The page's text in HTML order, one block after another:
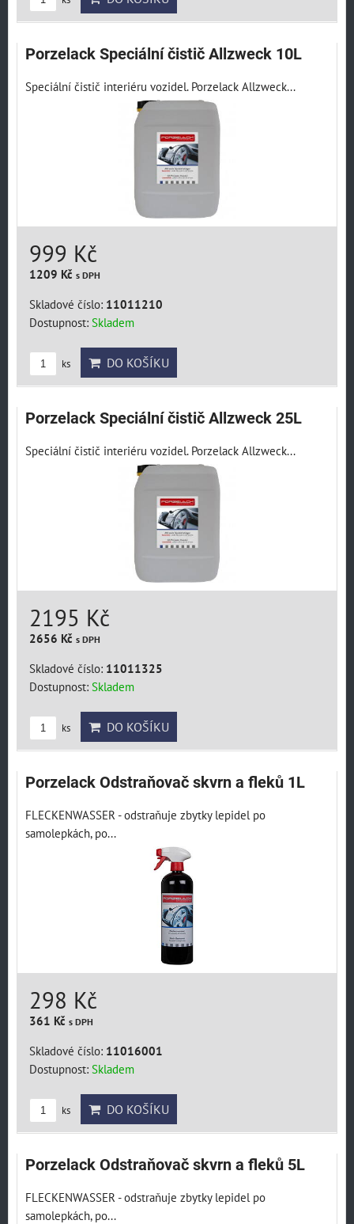
Porzelack Speciální čistič Allzweck 10L
Speciální čistič interiéru vozidel. Porzelack Allzweck...
999 Kč
1209 Kč s DPH
Skladové číslo: 11011210
Dostupnost: Skladem
ks DO KOŠÍKU
Porzelack Speciální čistič Allzweck 25L
Speciální čistič interiéru vozidel. Porzelack Allzweck...
2195 Kč
2656 Kč s DPH
Skladové číslo: 11011325
Dostupnost: Skladem
ks DO KOŠÍKU
Porzelack Odstraňovač skvrn a fleků 1L
FLECKENWASSER - odstraňuje zbytky lepidel po
samolepkách, po...
298 Kč
361 Kč s DPH
Skladové číslo: 11016001
Dostupnost: Skladem
ks DO KOŠÍKU
Porzelack Odstraňovač skvrn a fleků 5L
FLECKENWASSER - odstraňuje zbytky lepidel po
samolepkách, po...